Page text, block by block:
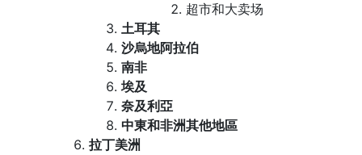
超市和大卖场
土耳其
沙烏地阿拉伯
南非
埃及
奈及利亞
中東和非洲其他地區
拉丁美洲